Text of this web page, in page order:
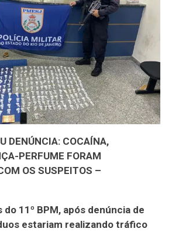
DENÚNCIA: COCAÍNA,
PERFUME FORAM
OS SUSPEITOS –
11º BPM, após denúncia de
estariam realizando tráfico